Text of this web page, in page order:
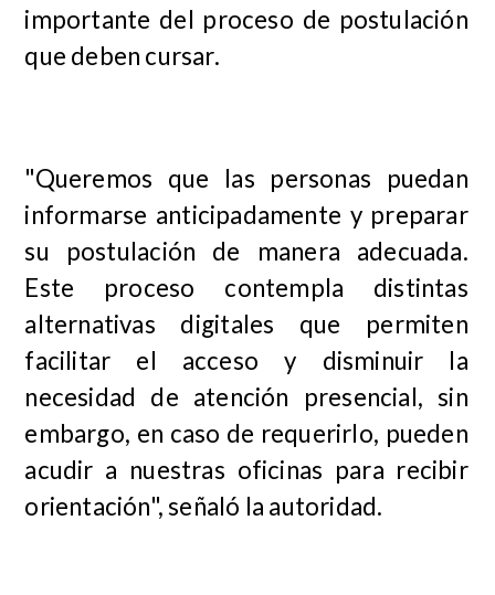
importante del proceso de postulación
que deben cursar.
"Queremos que las personas puedan
informarse anticipadamente y preparar
su postulación de manera adecuada.
Este proceso contempla distintas
alternativas digitales que permiten
facilitar el acceso y disminuir la
necesidad de atención presencial, sin
embargo, en caso de requerirlo, pueden
acudir a nuestras oficinas para recibir
orientación", señaló la autoridad.